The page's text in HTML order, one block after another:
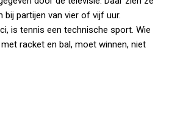
bij partijen van vier of vijf uur.
is tennis een technische sport. Wie
racket en bal, moet winnen, niet